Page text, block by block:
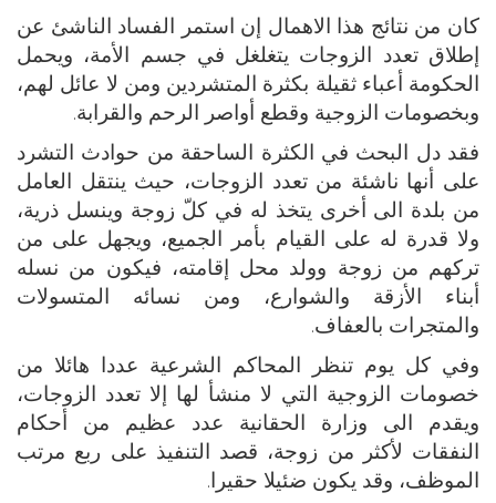
كان من نتائج هذا الاهمال إن استمر الفساد الناشئ عن
إطلاق تعدد الزوجات يتغلغل في جسم الأمة، ويحمل
الحكومة أعباء ثقيلة بكثرة المتشردين ومن لا عائل لهم،
وبخصومات الزوجية وقطع أواصر الرحم والقرابة.
فقد دل البحث في الكثرة الساحقة من حوادث التشرد
على أنها ناشئة من تعدد الزوجات، حيث ينتقل العامل
من بلدة الى أخرى يتخذ له في كلّ زوجة وينسل ذرية،
ولا قدرة له على القيام بأمر الجميع، ويجهل على من
تركهم من زوجة وولد محل إقامته، فيكون من نسله
أبناء الأزقة والشوارع، ومن نسائه المتسولات
والمتجرات بالعفاف.
وفي كل يوم تنظر المحاكم الشرعية عددا هائلا من
خصومات الزوجية التي لا منشأ لها إلا تعدد الزوجات،
ويقدم الى وزارة الحقانية عدد عظيم من أحكام
النفقات لأكثر من زوجة، قصد التنفيذ على ربع مرتب
الموظف، وقد يكون ضئيلا حقيرا.